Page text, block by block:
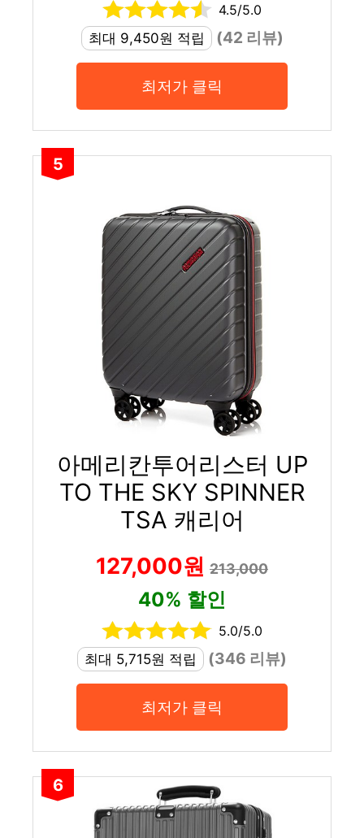
4.5/5.0
최대 9,450원 적립
(42 리뷰)
최저가 클릭
5
아메리칸투어리스터 UP
TO THE SKY SPINNER
TSA 캐리어
127,000원 213,000
40% 할인
5.0/5.0
최대 5,715원 적립
(346 리뷰)
최저가 클릭
6